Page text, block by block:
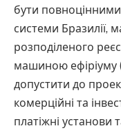
бути
системи Бразилії,
розподіленого
машиною ефіріуму
допустити до
комерційні та
платіжні установи